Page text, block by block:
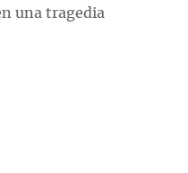
una tragedia